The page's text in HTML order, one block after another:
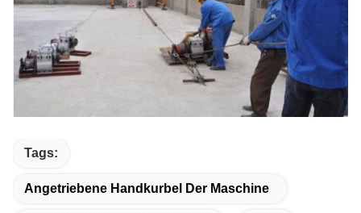
Tags:
Angetriebene Handkurbel Der Maschine